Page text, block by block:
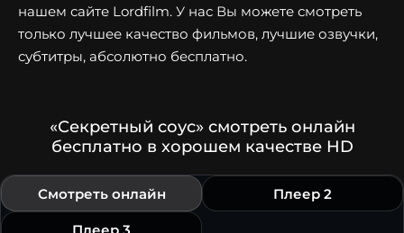
нашем сайте Lordfilm. У нас Вы можете смотреть
только лучшее качество фильмов, лучшие озвучки,
субтитры, абсолютно бесплатно.
«Секретный соус» смотреть онлайн
бесплатно в хорошем качестве HD
Смотреть онлайн Плеер 2